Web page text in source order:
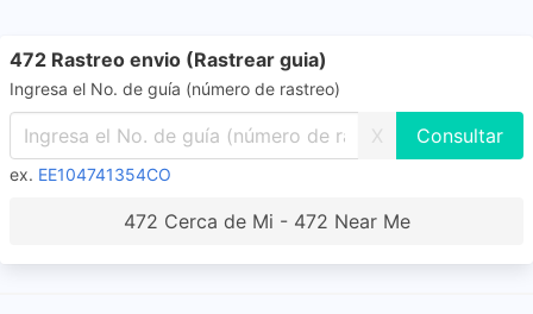
472 Rastreo envio (Rastrear guia)
Ingresa el No. de guía (número de rastreo)
X
ex. EE104741354CO
472 Cerca de Mi - 472 Near Me